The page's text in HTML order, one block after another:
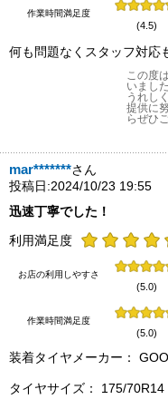
作業時間満足度
(4.5)
何も問題なくスタッフ対応
この度
いまし
うれし
提供に
らぜひ
mar*******さん
投稿日:2024/10/23 19:55
迅速丁寧でした！
利用満足度
お店の利用しやすさ
(5.0)
作業時間満足度
(5.0)
装着タイヤメーカー：
タイヤサイズ： 175/70R14